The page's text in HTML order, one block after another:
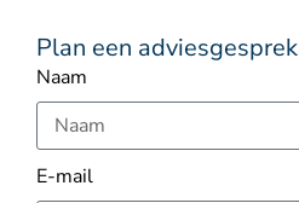
Plan een adviesgesprek
Naam
E-mail